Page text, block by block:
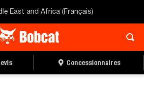
East and Africa (Français)
Concessionnaires
TROUVER UN